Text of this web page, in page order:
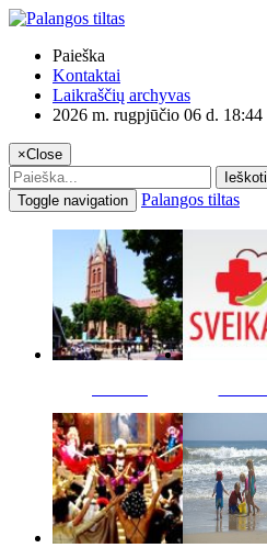
Paieška
Kontaktai
Laikraščių archyvas
2026 m. rugpjūčio 06 d. 18:44
×Close
Ieškoti
Toggle navigation
Palangos tiltas